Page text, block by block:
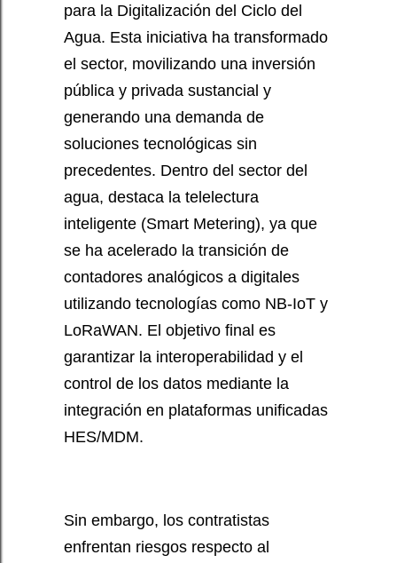
para la Digitalización del Ciclo del
Agua. Esta iniciativa ha transformado
el sector, movilizando una inversión
pública y privada sustancial y
generando una demanda de
soluciones tecnológicas sin
precedentes. Dentro del sector del
agua, destaca la telelectura
inteligente (Smart Metering), ya que
se ha acelerado la transición de
contadores analógicos a digitales
utilizando tecnologías como NB-IoT y
LoRaWAN. El objetivo final es
garantizar la interoperabilidad y el
control de los datos mediante la
integración en plataformas unificadas
HES/MDM.
Sin embargo, los contratistas
enfrentan riesgos respecto al